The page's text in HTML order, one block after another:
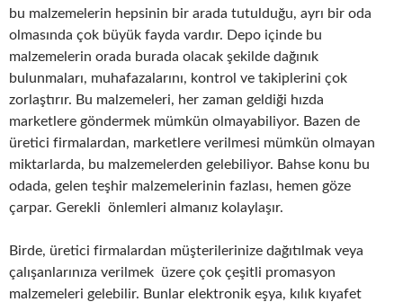
bu malzemelerin hepsinin bir arada tutulduğu, ayrı bir oda
olmasında çok büyük fayda vardır. Depo içinde bu
malzemelerin orada burada olacak şekilde dağınık
bulunmaları, muhafazalarını, kontrol ve takiplerini çok
zorlaştırır. Bu malzemeleri, her zaman geldiği hızda
marketlere göndermek mümkün olmayabiliyor. Bazen de
üretici firmalardan, marketlere verilmesi mümkün olmayan
miktarlarda, bu malzemelerden gelebiliyor. Bahse konu bu
odada, gelen teşhir malzemelerinin fazlası, hemen göze
çarpar. Gerekli önlemleri almanız kolaylaşır.
Birde, üretici firmalardan müşterilerinize dağıtılmak veya
çalışanlarınıza verilmek üzere çok çeşitli promasyon
malzemeleri gelebilir. Bunlar elektronik eşya, kılık kıyafet